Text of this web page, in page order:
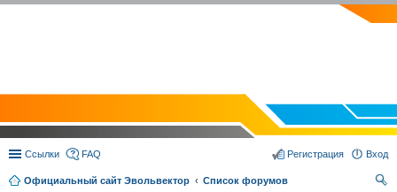
Ссылки FAQ Вход
Регистрация
Официальный сайт Эвольвектор
Список форумов